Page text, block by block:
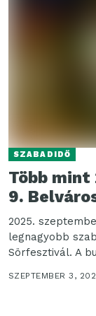
SZABADIDŐ
Több mint
9.
2025.
legnagyobb
Sörfesztivál. A
SZEPTEMBER 3,